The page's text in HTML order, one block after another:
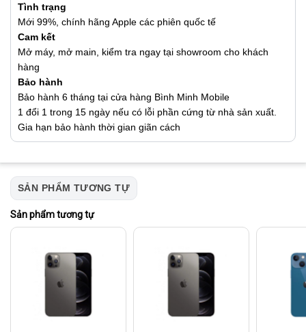
Tình trạng
Mới 99%, chính hãng Apple các phiên quốc tế
Cam kết
Mở máy, mở main, kiểm tra ngay tại showroom cho khách
hàng
Bảo hành
Bảo hành 6 tháng tại cửa hàng Bình Minh Mobile
1 đổi 1 trong 15 ngày nếu có lỗi phần cứng từ nhà sản xuất.
Gia hạn bảo hành thời gian giãn cách
SẢN PHẨM TƯƠNG TỰ
Sản phẩm tương tự